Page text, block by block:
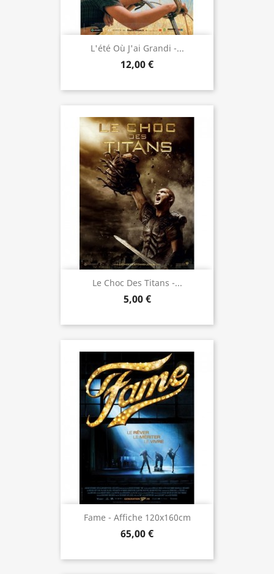
L'été Où J'ai Grandi -...
12,00 €
Le Choc Des Titans -...
5,00 €
Fame - Affiche 120x160cm
65,00 €